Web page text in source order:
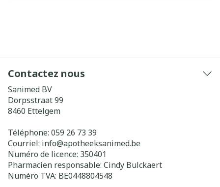
Contactez nous
Sanimed BV
Dorpsstraat 99
8460 Ettelgem
Téléphone: 059 26 73 39
Courriel: info@apotheeksanimed.be
Numéro de licence: 350401
Pharmacien responsable: Cindy Bulckaert
Numéro TVA: BE0448804548